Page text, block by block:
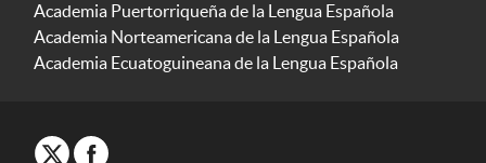
Academia Puertorriqueña de la Lengua Española
Academia Norteamericana de la Lengua Española
Academia Ecuatoguineana de la Lengua Española